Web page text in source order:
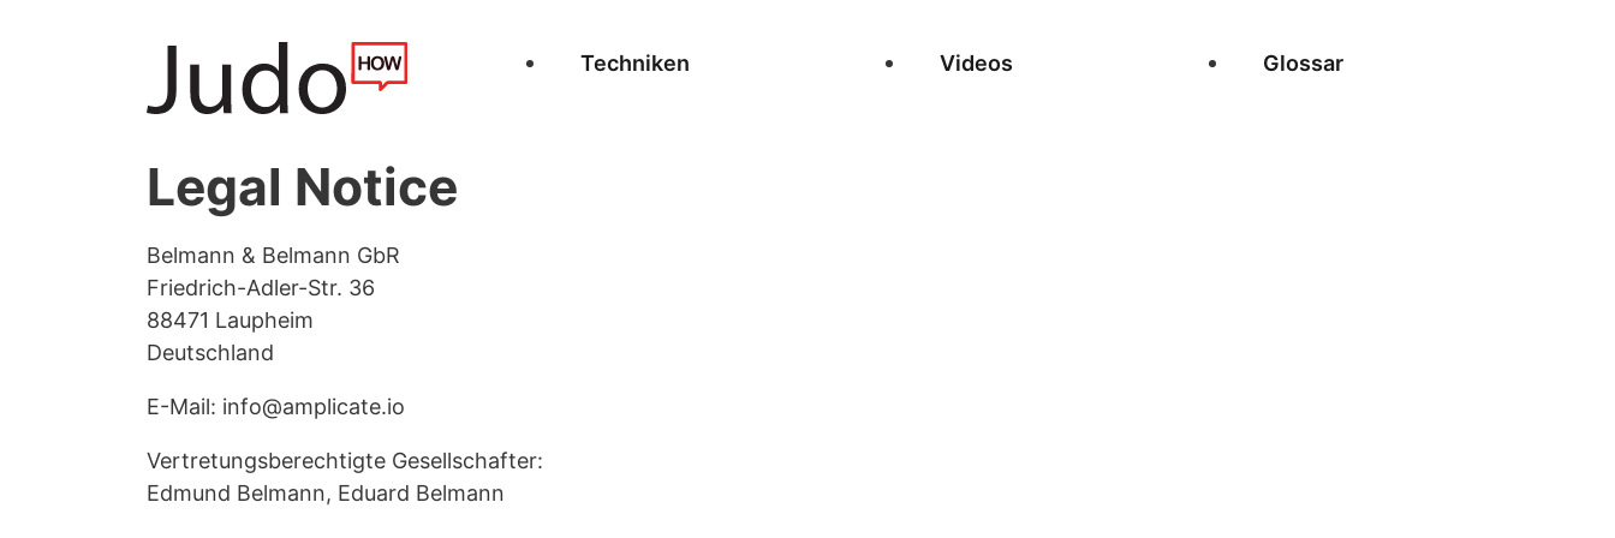
Techniken Videos Glossar
Legal Notice
Belmann & Belmann GbR
Friedrich-Adler-Str. 36
88471 Laupheim
Deutschland
E-Mail: info@amplicate.io
Vertretungsberechtigte Gesellschafter:
Edmund Belmann, Eduard Belmann